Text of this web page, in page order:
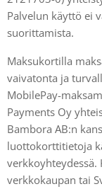
Palvelun käyttö ei
suorittamista.
Maksukortilla
vaivatonta ja
MobilePay-
Payments Oy
Bambora AB:n
luottokorttitietoja
verkkokaupan tai